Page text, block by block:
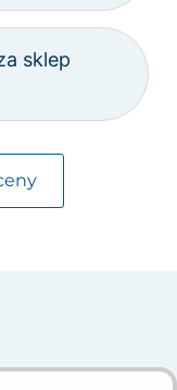
sklep